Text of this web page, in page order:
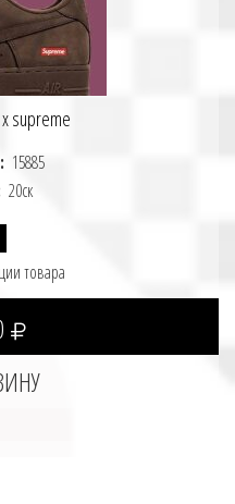
supreme
15885
20ск
товара